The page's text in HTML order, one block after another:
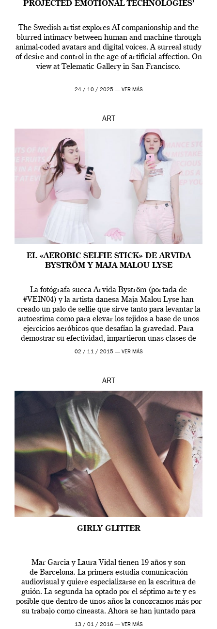
PROJECTED EMOTIONAL TECHNOLOGIES’
The Swedish artist explores AI companionship and the
blurred intimacy between human and machine through
animal-coded avatars and digital voices. A surreal study
of desire and control in the age of artificial affection. On
view at Telematic Gallery in San Francisco.
24 / 10 / 2025 — VER MÁS
ART
EL «AEROBIC SELFIE STICK» DE ARVIDA
BYSTRÖM Y MAJA MALOU LYSE
La fotógrafa sueca Arvida Byström (portada de
#VEIN04) y la artista danesa Maja Malou Lyse han
creado un palo de selfie que sirve tanto para levantar la
autoestima como para elevar los tejidos a base de unos
ejercicios aeróbicos que desafían la gravedad. Para
demostrar su efectividad, impartieron unas clases de
prueba en el Tate […]
02 / 11 / 2015 — VER MÁS
ART
GIRLY GLITTER
Mar Garcia y Laura Vidal tienen 19 años y son
de Barcelona. La primera estudia comunicación
audiovisual y quiere especializarse en la escritura de
guión. La segunda ha optado por el séptimo arte y es
posible que dentro de unos años la conozcamos más por
su trabajo como cineasta. Ahora se han juntado para
contarnos una […]
13 / 01 / 2016 — VER MÁS